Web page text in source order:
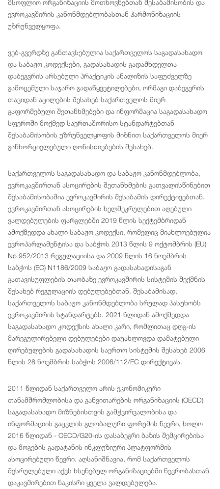
მსოფლიო ორგანიზაციის მოთხოვნებთან შესაბამისობის და
ევროკავშირის კანონმდებლობასთან ჰარმონიზაციის
უზრუნველყოფა.
ვებ-გვერდზე განთავსებულია საქართველოს საგადასახადო
და საბაჟო კოდექსები, გადასახადის გადამხდელთა
დაბეგვრის არსებული პრაქტიკის ანალიზის საფუძველზე
გამოცემული საჯარო გადაწყვეტილებები, ორმაგი დაბეგვრის
თავიდან აცილების შესახებ საქართველოს მიერ
გაფორმებული შეთანხმებები და ინფორმაცია საგადასახადო
სფეროში მოქმედ საერთაშორისო სტანდარტებთან
შესაბამისობის უზრუნველყოფის მიზნით საქართველოს მიერ
განხორციელებული ღონისძიებების შესახებ.
საქართველოს საგადასახადო და საბაჟო კანონმდებლობა,
ევროკავშირთან ასოცირების შეთანხმების გათვალისწინებით
შესაბამისობაშია ევროკავშირის შესაბამის დირექტივებთან.
ევროკავშირთან ასოცირების ხელშეკრულებით აღებული
ვალდებულების ფარგლებში 2019 წლის სექტემბრიდან
ამოქმედდა ახალი საბაჟო კოდექსი, რომელიც მიახლოებულია
ევროპარლამენტისა და საბჭოს 2013 წლის 9 ოქტომბრის (EU)
No 952/2013 რეგულაციისა და 2009 წლის 16 ნოემბრის
საბჭოს (EC) N1186/2009 საბაჟო გადასახადისაგან
გათავისუფლების თაობაზე ევროკავშირის სისტემის შექმნის
შესახებ რეგულაციის დებულებებთან. შესაბამისად,
საქართველოს საბაჟო კანონმდებლობა სრულად პასუხობს
ევროკავშირის სტანდარტებს. 2021 წლიდან ამოქმედდა
საგადასახადო კოდექსის ახალი კარი, რომლითაც დღგ-ის
მარეგულირებელი დებულებები დაუახლოვდა დამატებული
ღირებულების გადასახადის საერთო სისტემის შესახებ 2006
წლის 28 ნოემბრის საბჭოს 2006/112/EC დირექტივას.
2011 წლიდან საქართველო არის ეკონომიკური
თანამშრომლობისა და განვითარების ორგანიზაციის (OECD)
საგადასახადო მიზნებისთვის გამჭვირვალობისა და
ინფორმაციის გაცვლის გლობალური ფორუმის წევრი, ხოლო
2016 წლიდან - OECD/G20-ის დასაბეგრი ბაზის შემცირებისა
და მოგების გადატანის ინკლუზიური პლატფორმის
ასოცირებული წევრი. აღსანიშნავია, რომ საქართველოს
შესრულებული აქვს ხსენებულ ორგანიზაციებში წევრობასთან
დაკავშირებით ნაკისრი ყველა ვალდებულება.